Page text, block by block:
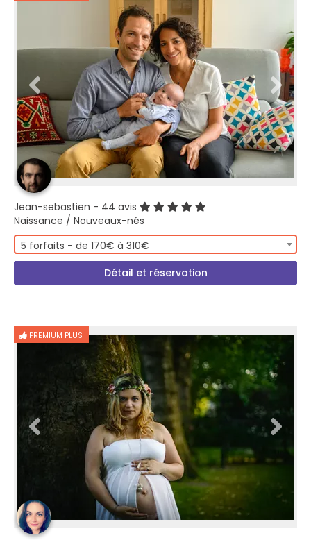
Jean-sebastien - 44 avis
Naissance / Nouveaux-nés
5 forfaits - de 170€ à 310€
Détail et réservation
PREMIUM PLUS